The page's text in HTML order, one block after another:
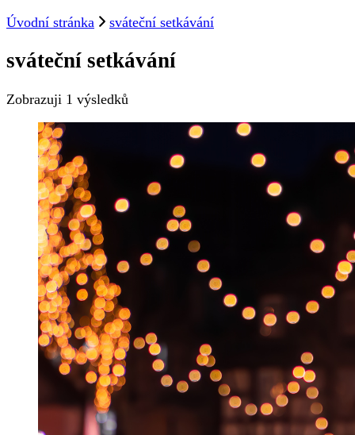
Úvodní stránka
sváteční setkávání
sváteční setkávání
Zobrazuji 1 výsledků